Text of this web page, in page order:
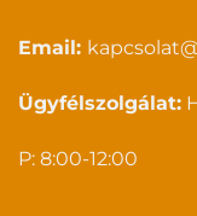
Email:
Ügyfélszolgálat:
P: 8:00-12:00